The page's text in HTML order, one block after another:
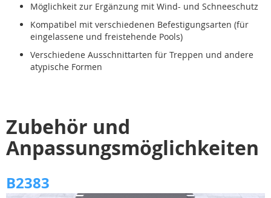
Möglichkeit zur Ergänzung mit Wind- und Schneeschutz
Kompatibel mit verschiedenen Befestigungsarten (für
eingelassene und freistehende Pools)
Verschiedene Ausschnittarten für Treppen und andere
atypische Formen
Zubehör und
Anpassungsmöglichkeiten
B2383